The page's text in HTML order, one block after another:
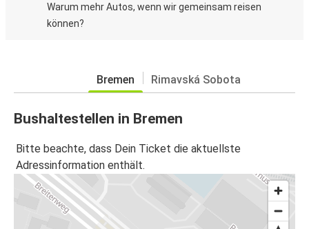
Warum mehr Autos, wenn wir gemeinsam reisen
können?
Bremen Rimavská Sobota
Bushaltestellen in Bremen
Bitte beachte, dass Dein Ticket die aktuellste
Adressinformation enthält.